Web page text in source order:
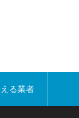
る業者